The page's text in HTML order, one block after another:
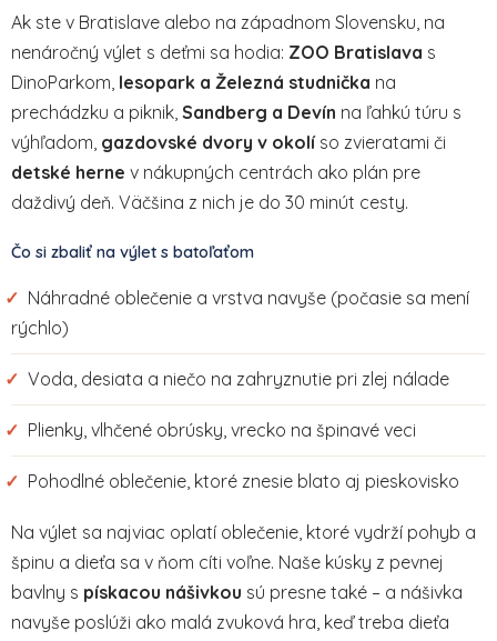
Ak ste v Bratislave alebo na západnom Slovensku, na
nenáročný výlet s deťmi sa hodia: ZOO Bratislava s
DinoParkom, lesopark a Železná studnička na
prechádzku a piknik, Sandberg a Devín na ľahkú túru s
výhľadom, gazdovské dvory v okolíso zvieratami či
detské herne v nákupných centrách ako plán pre
daždivý deň. Väčšina z nich je do 30 minút cesty.
Čo si zbaliť na výlet s batoľaťom
✓ Náhradné oblečenie a vrstva navyše (počasie sa mení
rýchlo)
✓ Voda, desiata a niečo na zahryznutie pri zlej nálade
✓ Plienky, vlhčené obrúsky, vrecko na špinavé veci
✓ Pohodlné oblečenie, ktoré znesie blato aj pieskovisko
Na výlet sa najviac oplatí oblečenie, ktoré vydrží pohyb a
špinu a dieťa sa v ňom cíti voľne. Naše kúsky z pevnej
bavlny s pískacou nášivkou sú presne také – a nášivka
navyše poslúži ako malá zvuková hra, keď treba dieťa